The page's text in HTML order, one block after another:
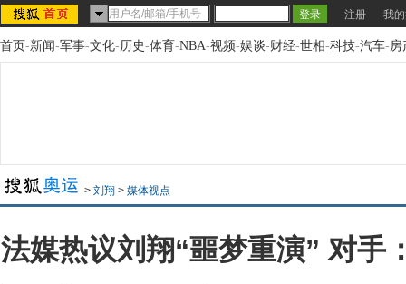
注册 我
首页-新闻-军事-文化-历史-体育-NBA-视频-娱谈-财经-世相-科技-汽车-房
> 刘翔 > 媒体视点
法媒热议刘翔“噩梦重演” 对手